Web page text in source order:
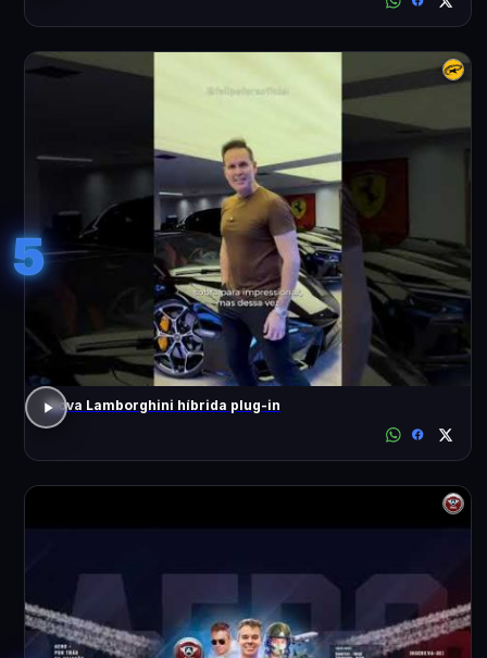
5
Nova Lamborghini híbrida plug-in